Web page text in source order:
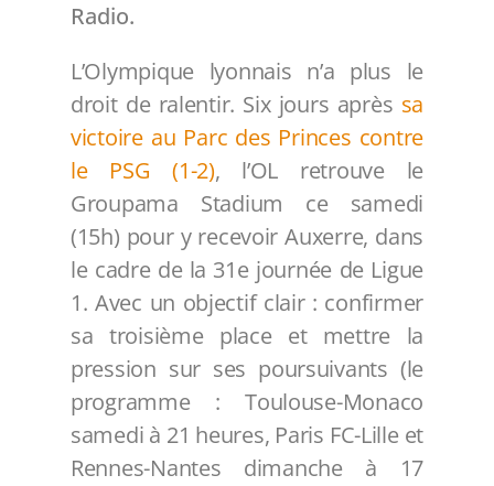
Radio.
L’Olympique lyonnais n’a plus le
droit de ralentir. Six jours après sa
victoire au Parc des Princes contre
le PSG (1-2), l’OL retrouve le
Groupama Stadium ce samedi
(15h) pour y recevoir Auxerre, dans
le cadre de la 31e journée de Ligue
1. Avec un objectif clair : confirmer
sa troisième place et mettre la
pression sur ses poursuivants (le
programme : Toulouse-Monaco
samedi à 21 heures, Paris FC-Lille et
Rennes-Nantes dimanche à 17